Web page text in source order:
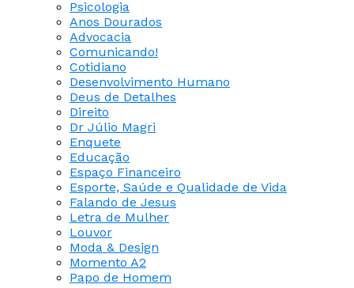
Psicologia
Anos Dourados
Advocacia
Comunicando!
Cotidiano
Desenvolvimento Humano
Deus de Detalhes
Direito
Dr Júlio Magri
Enquete
Educação
Espaço Financeiro
Esporte, Saúde e Qualidade de Vida
Falando de Jesus
Letra de Mulher
Louvor
Moda & Design
Momento A2
Papo de Homem